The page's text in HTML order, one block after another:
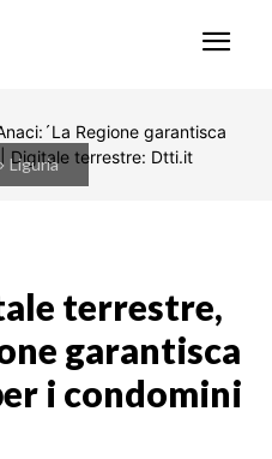
Liguria
terrestre,
garantisca
i condomini